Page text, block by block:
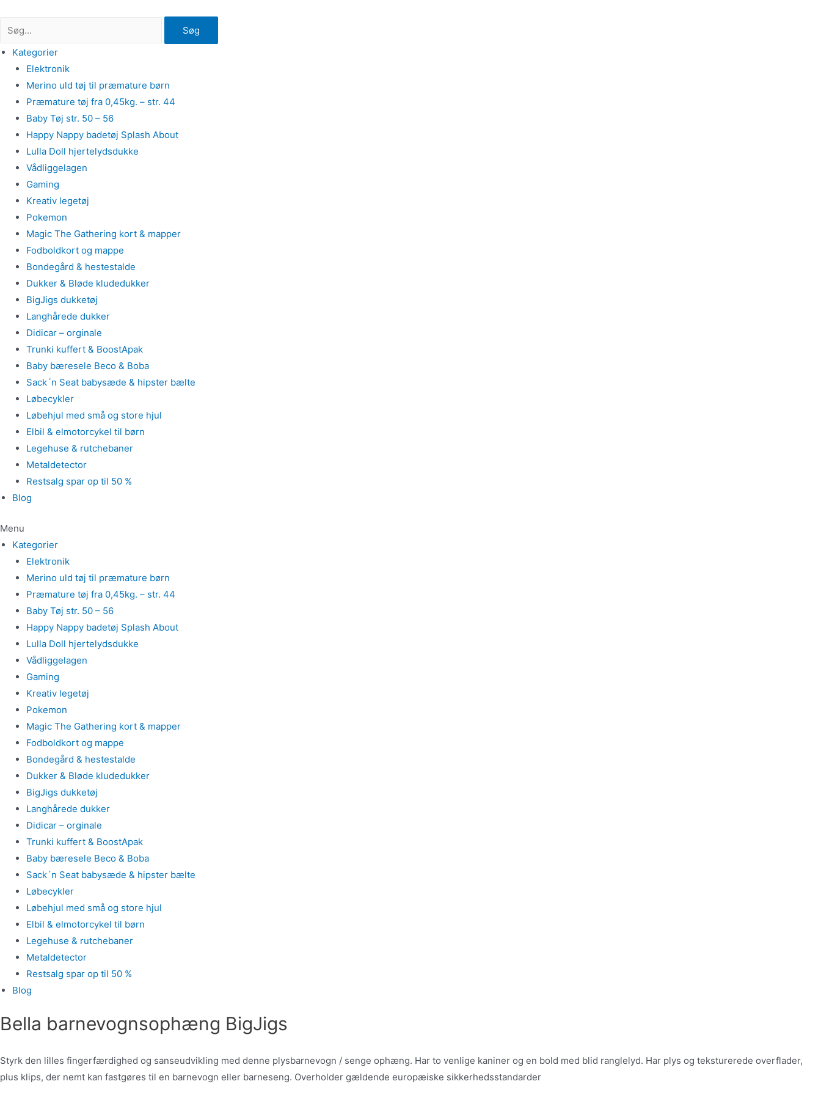
Søg
Kategorier
Elektronik
Merino uld tøj til præmature børn
Præmature tøj fra 0,45kg. – str. 44
Baby Tøj str. 50 – 56
Happy Nappy badetøj Splash About
Lulla Doll hjertelydsdukke
Vådliggelagen
Gaming
Kreativ legetøj
Pokemon
Magic The Gathering kort & mapper
Fodboldkort og mappe
Bondegård & hestestalde
Dukker & Bløde kludedukker
BigJigs dukketøj
Langhårede dukker
Didicar – orginale
Trunki kuffert & BoostApak
Baby bæresele Beco & Boba
Sack´n Seat babysæde & hipster bælte
Løbecykler
Løbehjul med små og store hjul
Elbil & elmotorcykel til børn
Legehuse & rutchebaner
Metaldetector
Restsalg spar op til 50 %
Blog
Menu
Kategorier
Elektronik
Merino uld tøj til præmature børn
Præmature tøj fra 0,45kg. – str. 44
Baby Tøj str. 50 – 56
Happy Nappy badetøj Splash About
Lulla Doll hjertelydsdukke
Vådliggelagen
Gaming
Kreativ legetøj
Pokemon
Magic The Gathering kort & mapper
Fodboldkort og mappe
Bondegård & hestestalde
Dukker & Bløde kludedukker
BigJigs dukketøj
Langhårede dukker
Didicar – orginale
Trunki kuffert & BoostApak
Baby bæresele Beco & Boba
Sack´n Seat babysæde & hipster bælte
Løbecykler
Løbehjul med små og store hjul
Elbil & elmotorcykel til børn
Legehuse & rutchebaner
Metaldetector
Restsalg spar op til 50 %
Blog
Bella barnevognsophæng BigJigs
Styrk den lilles fingerfærdighed og sanseudvikling med denne plysbarnevogn / senge ophæng. Har to venlige kaniner og en bold med blid ranglelyd. Har plys og teksturerede overflader,
plus klips, der nemt kan fastgøres til en barnevogn eller barneseng. Overholder gældende europæiske sikkerhedsstandarder